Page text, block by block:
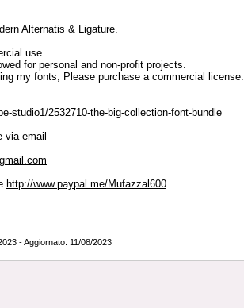
Alternatis & Ligature.
use.
for personal and non-profit projects.
my fonts, Please purchase a commercial license.
studio1/2532710-the-big-collection-font-bundle
via email
http://www.paypal.me/Mufazzal600
- Aggiornato: 11/08/2023